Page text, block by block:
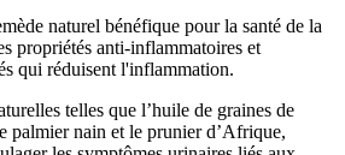
naturel bénéfique pour la santé de la
propriétés anti-inflammatoires et
qui réduisent l'inflammation.
telles que l’huile de graines de
palmier nain et le prunier d’Afrique,